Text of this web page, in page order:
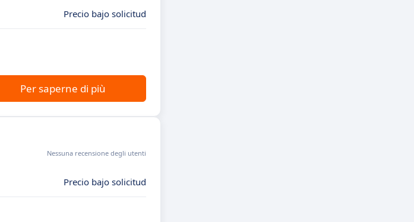
Precio bajo solicitud
Per saperne di più
Nessuna recensione degli utenti
Precio bajo solicitud